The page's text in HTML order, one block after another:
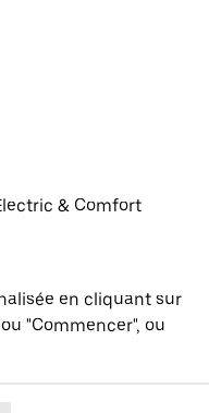
& Comfort
en cliquant sur
"Commencer", ou